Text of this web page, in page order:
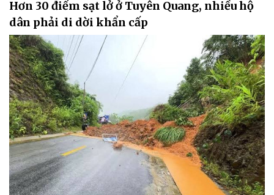
Hơn 30 điểm sạt lở ở Tuyên Quang, nhiều hộ
dân phải di dời khẩn cấp